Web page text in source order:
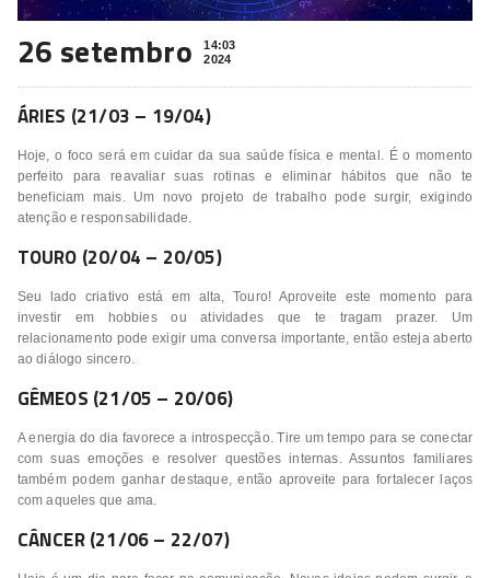
26 setembro
14:03
2024
ÁRIES (21/03 – 19/04)
Hoje, o foco será em cuidar da sua saúde física e mental. É o momento
perfeito para reavaliar suas rotinas e eliminar hábitos que não te
beneficiam mais. Um novo projeto de trabalho pode surgir, exigindo
atenção e responsabilidade.
TOURO (20/04 – 20/05)
Seu lado criativo está em alta, Touro! Aproveite este momento para
investir em hobbies ou atividades que te tragam prazer. Um
relacionamento pode exigir uma conversa importante, então esteja aberto
ao diálogo sincero.
GÊMEOS (21/05 – 20/06)
A energia do dia favorece a introspecção. Tire um tempo para se conectar
com suas emoções e resolver questões internas. Assuntos familiares
também podem ganhar destaque, então aproveite para fortalecer laços
com aqueles que ama.
CÂNCER (21/06 – 22/07)